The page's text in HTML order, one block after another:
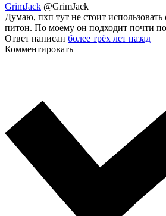
GrimJack @GrimJack
Думаю, пхп тут не стоит
питон. По моему он подходит почти
Ответ написан более трёх лет назад
Комментировать